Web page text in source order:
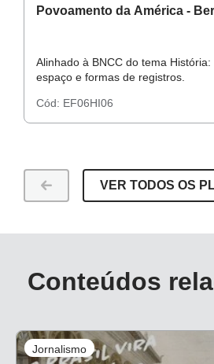
Povoamento da América -
Alinhado à BNCC do tema História:
espaço e formas de registros.
Cód: EF06HI06
VER TODOS OS
Conteúdos
Jornalismo